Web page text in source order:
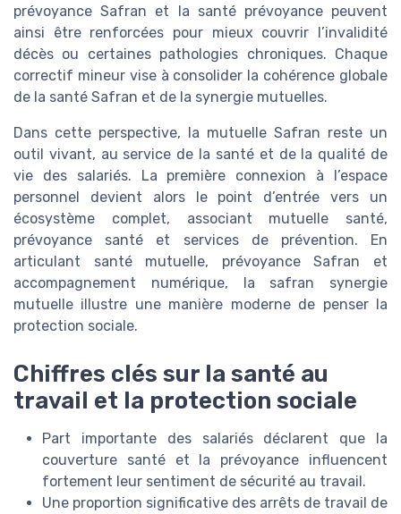
prévoyance Safran et la santé prévoyance peuvent
ainsi être renforcées pour mieux couvrir l’invalidité
décès ou certaines pathologies chroniques. Chaque
correctif mineur vise à consolider la cohérence globale
de la santé Safran et de la synergie mutuelles.
Dans cette perspective, la mutuelle Safran reste un
outil vivant, au service de la santé et de la qualité de
vie des salariés. La première connexion à l’espace
personnel devient alors le point d’entrée vers un
écosystème complet, associant mutuelle santé,
prévoyance santé et services de prévention. En
articulant santé mutuelle, prévoyance Safran et
accompagnement numérique, la safran synergie
mutuelle illustre une manière moderne de penser la
protection sociale.
Chiffres clés sur la santé au
travail et la protection sociale
Part importante des salariés déclarent que la
couverture santé et la prévoyance influencent
fortement leur sentiment de sécurité au travail.
Une proportion significative des arrêts de travail de